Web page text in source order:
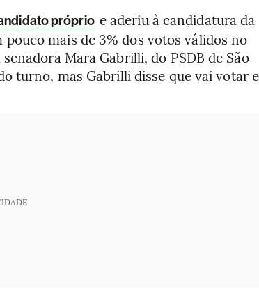
próprio e aderiu à candidatura da
mais de 3% dos votos válidos no
Mara Gabrilli, do PSDB de São
turno, mas Gabrilli disse que vai votar